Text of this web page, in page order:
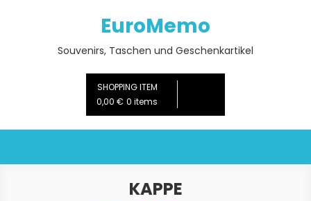
EuroMemo
Souvenirs, Taschen und Geschenkartikel
SHOPPING ITEM
0,00 € 0 items
KAPPE